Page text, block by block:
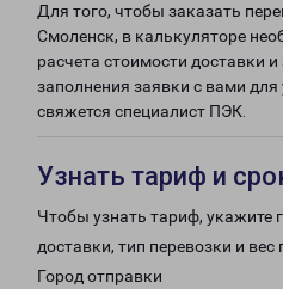
Для того, чтобы заказать
Смоленск, в калькуляторе
расчета стоимости доставки
заполнения заявки с вами для
свяжется специалист ПЭК.
Узнать тариф и
Чтобы узнать тариф, укажите
доставки, тип перевозки и вес
Город отправки